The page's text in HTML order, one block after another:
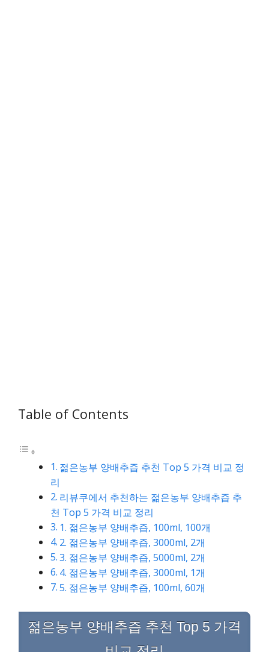
Table of Contents
젊은농부 양배추즙 추천 Top 5 가격 비교 정
리
리뷰쿠에서 추천하는 젊은농부 양배추즙 추
천 Top 5 가격 비교 정리
1. 젊은농부 양배추즙, 100ml, 100개
2. 젊은농부 양배추즙, 3000ml, 2개
3. 젊은농부 양배추즙, 5000ml, 2개
4. 젊은농부 양배추즙, 3000ml, 1개
5. 젊은농부 양배추즙, 100ml, 60개
젊은농부 양배추즙 추천 Top 5 가격